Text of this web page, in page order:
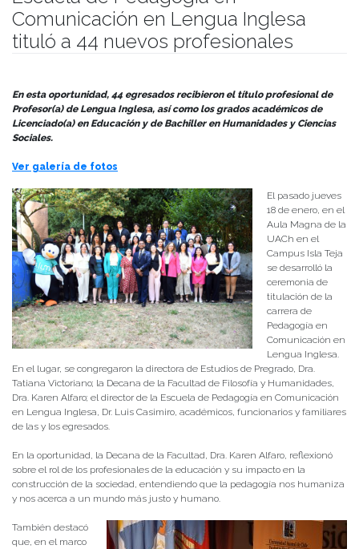
Comunicación en Lengua Inglesa
tituló a 44 nuevos profesionales
En esta oportunidad, 44 egresados recibieron el título profesional de
Profesor(a) de Lengua Inglesa, así como los grados académicos de
Licenciado(a) en Educación y de Bachiller en Humanidades y Ciencias
Sociales.
Ver galería de fotos
El pasado jueves
18 de enero, en el
Aula Magna de la
UACh en el
Campus Isla Teja
se desarrolló la
ceremonia de
titulación de la
carrera de
Pedagogía en
Comunicación en
Lengua Inglesa.
En el lugar, se congregaron la directora de Estudios de Pregrado, Dra.
Tatiana Victoriano; la Decana de la Facultad de Filosofía y Humanidades,
Dra. Karen Alfaro; el director de la Escuela de Pedagogía en Comunicación
en Lengua Inglesa, Dr. Luis Casimiro, académicos, funcionarios y familiares
de las y los egresados.
En la oportunidad, la Decana de la Facultad, Dra. Karen Alfaro, reflexionó
sobre el rol de los profesionales de la educación y su impacto en la
construcción de la sociedad, entendiendo que la pedagogía nos humaniza
y nos acerca a un mundo más justo y humano.
También destacó
que, en el marco